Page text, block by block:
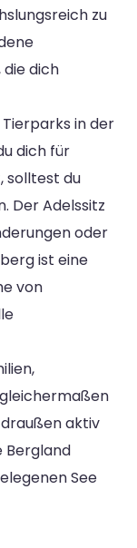
zu
die dich
Tierparks in der
dich für
solltest du
Der Adelssitz
oder
ist eine
von
aktiv
Bergland
See